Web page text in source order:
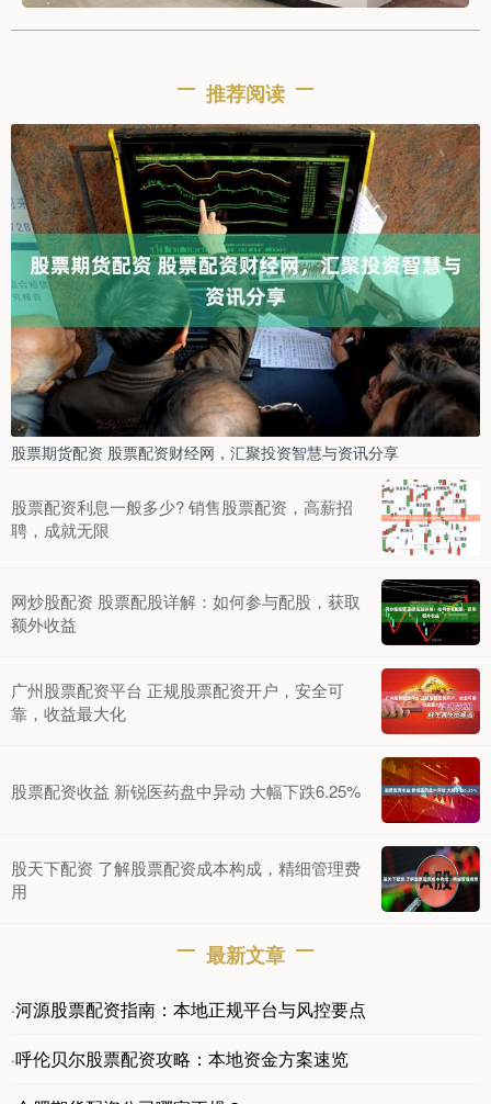
推荐阅读
股票期货配资 股票配资财经网，汇聚投资智慧与资讯分享
股票配资利息一般多少? 销售股票配资，高薪招
聘，成就无限
网炒股配资 股票配股详解：如何参与配股，获取
额外收益
广州股票配资平台 正规股票配资开户，安全可
靠，收益最大化
股票配资收益 新锐医药盘中异动 大幅下跌6.25%
股天下配资 了解股票配资成本构成，精细管理费
用
最新文章
·河源股票配资指南：本地正规平台与风控要点
·呼伦贝尔股票配资攻略：本地资金方案速览